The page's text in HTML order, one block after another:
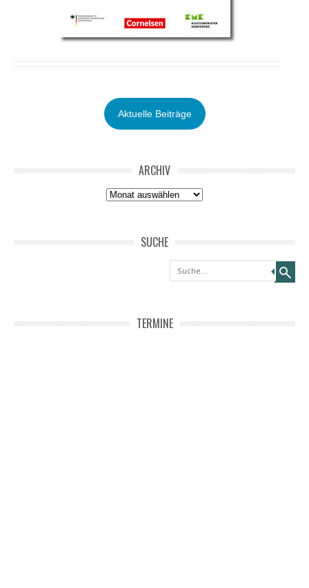
Aktuelle Beiträge
ARCHIV
Archiv
SUCHE
Suche
TERMINE